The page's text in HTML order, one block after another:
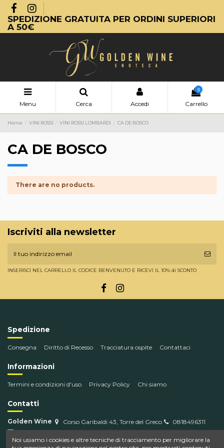
SPEDIZIONE GRATUITA PER ORDINI SUPERIORI
A 50€
Menu Cerca Accedi
0
Carrello
Home VINI ROSSI VINI ROSSI LOMBARDI CA DE BOSCO
CA DE BOSCO
There are no products.
Iscriviti alla newsletter
INSERISCI NEL CARRELLO IL CODICE BENVENUTO E RICEVI IL 10% di SCONTO
Spedizione
Consegna Diritto di Recesso Tracciatura ospite Contattaci
Informazioni
Termini e condizioni d'uso Privacy Policy Chi siamo
Contatti
Golden Wine Corso Garibaldi 43, Torre del Greco
0818496311
info@goldenwine.com
Noi usiamo i cookies e altre tecniche di tracciamento per migliorare la